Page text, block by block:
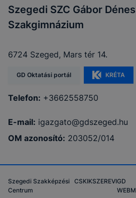
Szegedi SZC Gábor
Szakgimnázium
6724 Szeged, Mars tér 14.
GD Oktatási portál KRÉTA
Telefon: +3662558750
E-mail: igazgato@gdszeged.hu
OM azonosító: 203052/014
Szegedi Szakképzési
Centrum
CSKIKSZEREVIGD